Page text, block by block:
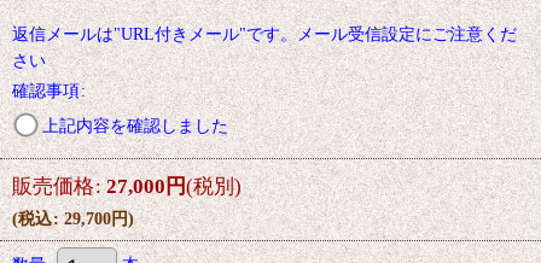
返信メールは"URL付きメール"です。メール受信設定にご注意くだ
さい
確認事項:
上記内容を確認しました
販売価格: 27,000円(税別)
(税込: 29,700円)